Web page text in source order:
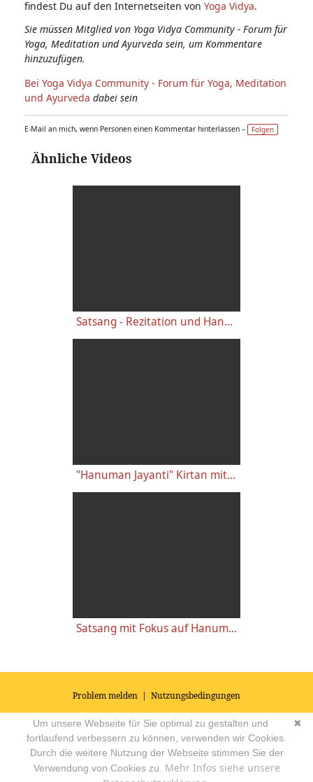
findest Du auf den Internetseiten von Yoga Vidya.
Sie müssen Mitglied von Yoga Vidya Community - Forum für
Yoga, Meditation und Ayurveda sein, um Kommentare
hinzuzufügen.
Bei Yoga Vidya Community - Forum für Yoga, Meditation
und Ayurveda dabei sein
E-Mail an mich, wenn Personen einen Kommentar hinterlassen – Folgen
Ähnliche Videos
Satsang - Rezitation und Hanuman Meditation mit Sybille - Yoga Vidya Ashram Live 20:00 - 27.04.2021
"Hanuman Jayanti" Kirtan mit Sarada & Kirtanband - Yoga Vidya Ashram Live - 14:00 Uhr 27.04.2021
Satsang mit Fokus auf Hanuman mit Shivakami - Yoga Vidya Ashram Live 07:00 - 27.04.2021
Problem melden | Nutzungsbedingungen
© 2026Impressum|Datenschutz|AGB's| Yoga Vidya Community -
Forum für Yoga, Meditation und Ayurveda Powered by
✖
Um unsere Webseite für Sie optimal zu gestalten und
fortlaufend verbessern zu können, verwenden wir Cookies.
Durch die weitere Nutzung der Webseite stimmen Sie der
Verwendung von Cookies zu. Mehr Infos siehe unsere